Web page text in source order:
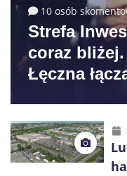
10 osób
Strefa
coraz
Łęczna